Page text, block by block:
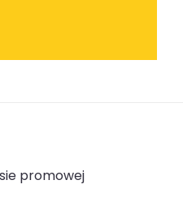
promowej